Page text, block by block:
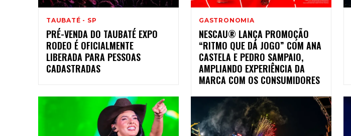
TAUBATÉ - SP
PRÉ-VENDA DO TAUBATÉ EXPO
RODEO É OFICIALMENTE
LIBERADA PARA PESSOAS
CADASTRADAS
GASTRONOMIA
NESCAU® LANÇA PROMOÇÃO
“RITMO QUE DÁ JOGO” COM ANA
CASTELA E PEDRO SAMPAIO,
AMPLIANDO EXPERIÊNCIA DA
MARCA COM OS CONSUMIDORES